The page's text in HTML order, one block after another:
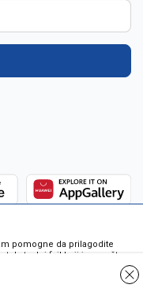
pomogne da prilagodite
tekstualni fajl koji je smešten
Cookie-i su
od strane web servera